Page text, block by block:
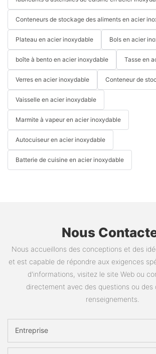
Conteneurs de stockage des aliments en acier
Plateau en acier inoxydable Bols en acier
boîte à bento en acier inoxydable Tasse en
Verres en acier inoxydable Conteneur de
Vaisselle en acier inoxydable
Marmite à vapeur en acier inoxydable
Autocuiseur en acier inoxydable
Batterie de cuisine en acier inoxydable
Nous
Nous accueillons des conceptions et des
et est capable de répondre aux exigences
d'informations, visitez le site Web ou
directement avec des questions ou des
renseignements.
Entreprise